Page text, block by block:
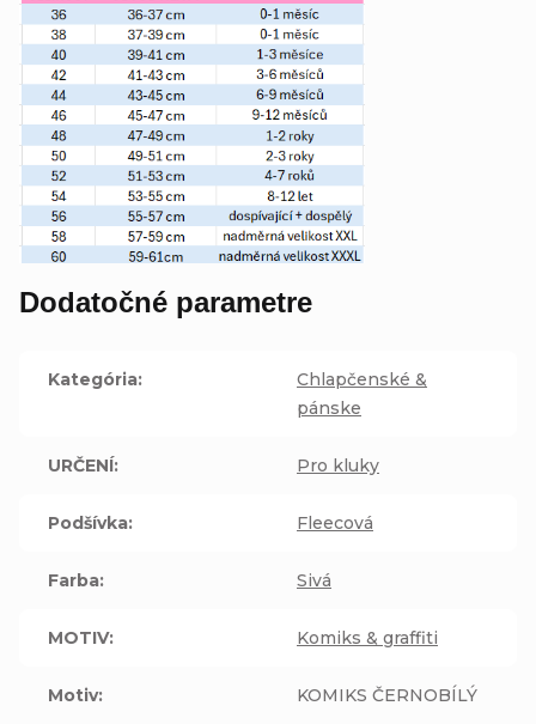
Dodatočné parametre
Kategória:
Chlapčenské &
pánske
URČENÍ: Pro kluky
Podšívka: Fleecová
Farba: Sivá
MOTIV: Komiks & graffiti
Motiv: KOMIKS ČERNOBÍLÝ